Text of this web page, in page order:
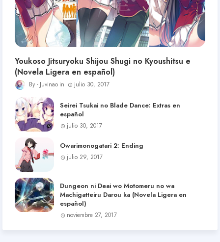
Youkoso Jitsuryoku Shijou Shugi no Kyoushitsu e
(Novela Ligera en español)
Juvinao julio 30, 2017
Seirei Tsukai no Blade Dance: Extras en
español
julio 30, 2017
Owarimonogatari 2: Ending
julio 29, 2017
Dungeon ni Deai wo Motomeru no wa
Machigatteiru Darou ka (Novela Ligera en
español)
noviembre 27, 2017